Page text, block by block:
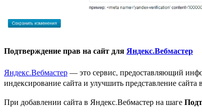
Подтверждение прав на сайт дляЯндекс.Вебмастер
Яндекс.Вебмастер— это сервис, предоставляющий
индексирование сайта и улучшить представление сайта
При добавлении сайта в Яндекс.Вебмастер на шаге